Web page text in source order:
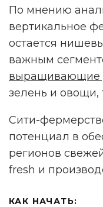
По мнению
вертикальное
остается
важным
выращивающие
зелень и овощи,
Сити-
потенциал в
регионов
fresh и
КАК НАЧАТЬ:
Реклама. Рекламодатель ИП
2VtzqwFxGM8